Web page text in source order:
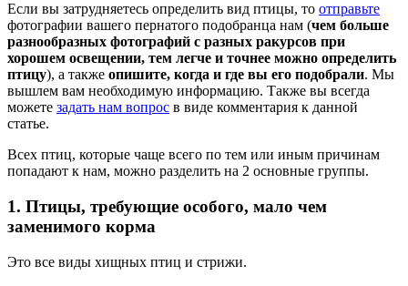
Если вы затрудняетесь определить вид птицы, то отправьте
фотографии вашего пернатого подобранца нам (чем больше
разнообразных фотографий с разных ракурсов при
хорошем освещении, тем легче и точнее можно определить
птицу), а также опишите, когда и где вы его подобрали. Мы
вышлем вам необходимую информацию. Также вы всегда
можете задать нам вопрос в виде комментария к данной
статье.
Всех птиц, которые чаще всего по тем или иным причинам
попадают к нам, можно разделить на 2 основные группы.
1. Птицы, требующие особого, мало чем
заменимого корма
Это все виды хищных птиц и стрижи.